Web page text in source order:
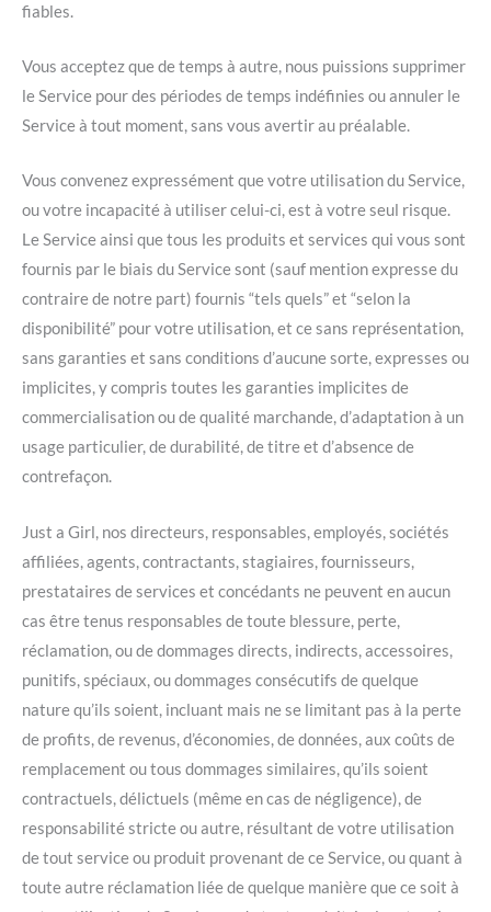
fiables.
Vous acceptez que de temps à autre, nous puissions supprimer
le Service pour des périodes de temps indéfinies ou annuler le
Service à tout moment, sans vous avertir au préalable.
Vous convenez expressément que votre utilisation du Service,
ou votre incapacité à utiliser celui-ci, est à votre seul risque.
Le Service ainsi que tous les produits et services qui vous sont
fournis par le biais du Service sont (sauf mention expresse du
contraire de notre part) fournis “tels quels” et “selon la
disponibilité” pour votre utilisation, et ce sans représentation,
sans garanties et sans conditions d’aucune sorte, expresses ou
implicites, y compris toutes les garanties implicites de
commercialisation ou de qualité marchande, d’adaptation à un
usage particulier, de durabilité, de titre et d’absence de
contrefaçon.
Just a Girl, nos directeurs, responsables, employés, sociétés
affiliées, agents, contractants, stagiaires, fournisseurs,
prestataires de services et concédants ne peuvent en aucun
cas être tenus responsables de toute blessure, perte,
réclamation, ou de dommages directs, indirects, accessoires,
punitifs, spéciaux, ou dommages consécutifs de quelque
nature qu’ils soient, incluant mais ne se limitant pas à la perte
de profits, de revenus, d’économies, de données, aux coûts de
remplacement ou tous dommages similaires, qu’ils soient
contractuels, délictuels (même en cas de négligence), de
responsabilité stricte ou autre, résultant de votre utilisation
de tout service ou produit provenant de ce Service, ou quant à
toute autre réclamation liée de quelque manière que ce soit à